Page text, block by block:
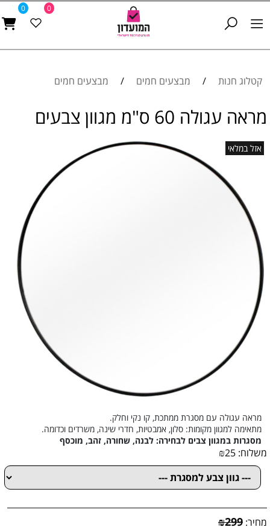
0 0
קטלוג חנות / מבצעים חמים / מבצעים חמים
מראה עגולה 60 ס"מ מגוון צבעים
אזל במלאי
מראה עגולהעם מסגרת ממתכת, קו נקי וחלק.
מתאימה למגוון מקומות: סלון, אמבטיות, חדרי שינה, משרדים וכדומה.
מסגרות במגוון צבים לבחירה: לבנה, שחורה, זהב, מוכסף
משלוח: ₪25
מחיר: ₪299